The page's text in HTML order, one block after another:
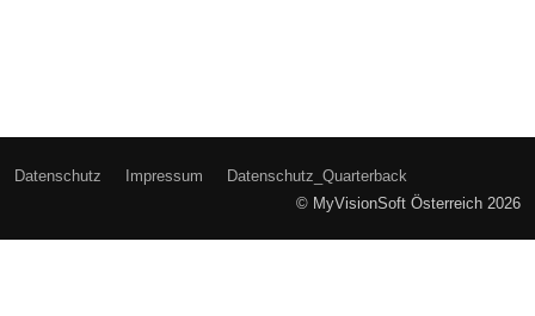
Datenschutz Impressum
Datenschutz_Quarterback
© MyVisionSoft Österreich 2026